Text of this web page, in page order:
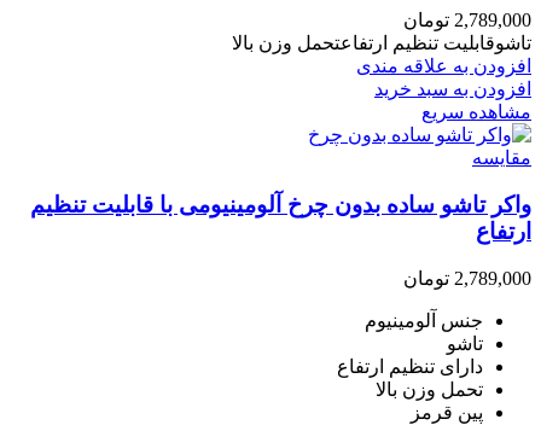
2,789,000 تومان
تاشوقابلیت تنظیم ارتفاعتحمل وزن بالا
افزودن به علاقه مندی
افزودن به سبد خرید
مشاهده سریع
مقایسه
واکر تاشو ساده بدون چرخ آلومینیومی با قابلیت تنظیم
ارتفاع
2,789,000 تومان
جنس آلومینیوم
تاشو
دارای تنظیم ارتفاع
تحمل وزن بالا
پین قرمز